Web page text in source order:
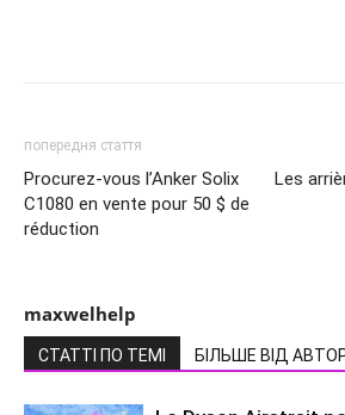
попередня стаття
Procurez-vous l’Anker Solix
C1080 en vente pour 50 $ de
réduction
Les
maxwelhelp
СТАТТІ ПО ТЕМІ БІЛЬШЕ ВІД